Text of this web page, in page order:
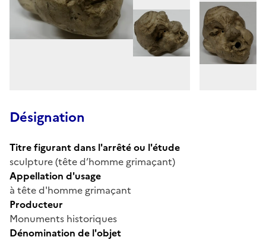
Désignation
Titre figurant dans l'arrêté ou l'étude
sculpture (tête d’homme grimaçant)
Appellation d'usage
à tête d'homme grimaçant
Producteur
Monuments historiques
Dénomination de l'objet